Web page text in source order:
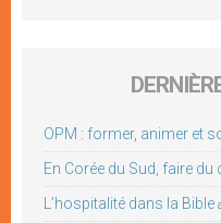
OPM : former, animer et
En Corée du Sud, faire
L’hospitalité dans la Bible